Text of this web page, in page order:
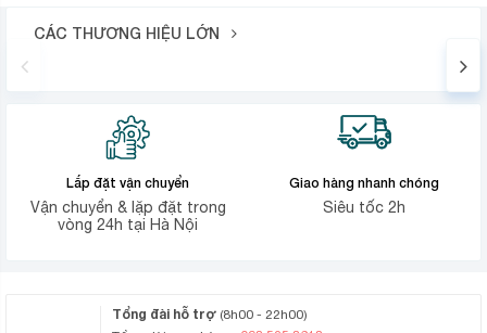
CÁC THƯƠNG HIỆU LỚN
Lắp đặt vận chuyển
Vận chuyển & lặp đặt trong
vòng 24h tại Hà Nội
Giao hàng nhanh chóng
Siêu tốc 2h
Tổng đài hỗ trợ (8h00 - 22h00)